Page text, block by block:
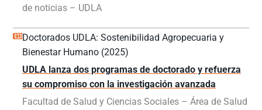
de noticias – UDLA
Doctorados UDLA: Sostenibilidad Agropecuaria y
Bienestar Humano (2025)
UDLA lanza dos programas de doctorado y refuerza
su compromiso con la investigación avanzada
Facultad de Salud y Ciencias Sociales – Área de Salud